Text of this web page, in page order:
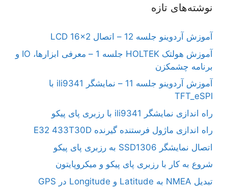
نوشته‌های تازه
آموزش آردوینو جلسه 12 – اتصال LCD 16×2
آموزش هولتک HOLTEK جلسه 1 – معرفی ابزارها، IO و
برنامه چشمکزن
آموزش آردوینو جلسه 11 – نمایشگر ili9341 با
TFT_eSPI
راه اندازی نمایشگر ili9341 با رزبری پای پیکو
راه اندازی ماژول فرستنده گیرنده E32 433T30D
اتصال نمایشگر SSD1306 به رزبری پای پیکو
شروع به کار با رزبری پای پیکو و میکروپایتون
تبدیل NMEA به Latitude و Longitude در GPS